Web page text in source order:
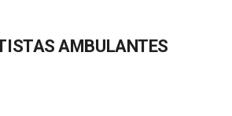
AMBULANTES